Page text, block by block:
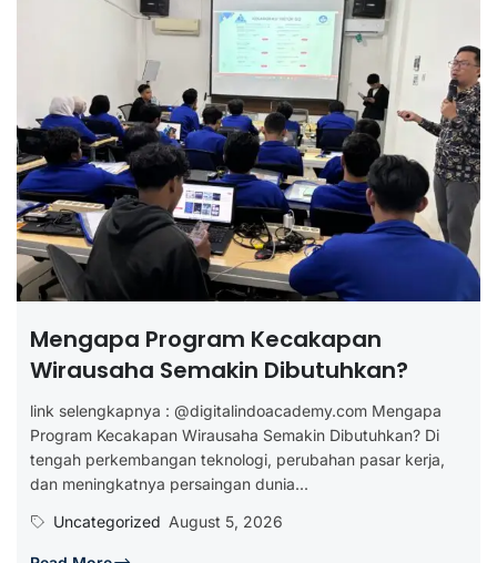
Mengapa Program Kecakapan
Wirausaha Semakin Dibutuhkan?
link selengkapnya : @digitalindoacademy.com Mengapa
Program Kecakapan Wirausaha Semakin Dibutuhkan? Di
tengah perkembangan teknologi, perubahan pasar kerja,
dan meningkatnya persaingan dunia...
Uncategorized August 5, 2026